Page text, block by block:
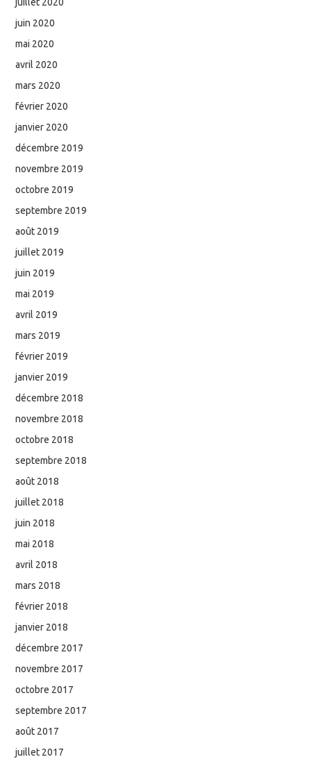
juin 2020
mai 2020
avril 2020
mars 2020
février 2020
janvier 2020
décembre 2019
novembre 2019
octobre 2019
septembre 2019
août 2019
juillet 2019
juin 2019
mai 2019
avril 2019
mars 2019
février 2019
janvier 2019
décembre 2018
novembre 2018
octobre 2018
septembre 2018
août 2018
juillet 2018
juin 2018
mai 2018
avril 2018
mars 2018
février 2018
janvier 2018
décembre 2017
novembre 2017
octobre 2017
septembre 2017
août 2017
juillet 2017